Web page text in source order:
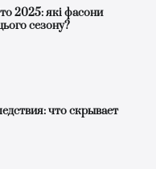
2025: які фасони
сезону?
что скрывает